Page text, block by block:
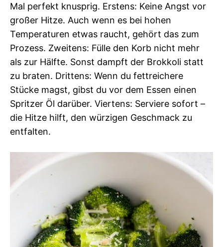
Mal perfekt knusprig. Erstens: Keine Angst vor
großer Hitze. Auch wenn es bei hohen
Temperaturen etwas raucht, gehört das zum
Prozess. Zweitens: Fülle den Korb nicht mehr
als zur Hälfte. Sonst dampft der Brokkoli statt
zu braten. Drittens: Wenn du fettreichere
Stücke magst, gibst du vor dem Essen einen
Spritzer Öl darüber. Viertens: Serviere sofort –
die Hitze hilft, den würzigen Geschmack zu
entfalten.